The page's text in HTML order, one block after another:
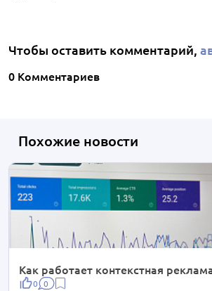
Чтобы оставить комментарий,
0 Комментариев
Похожие новости
Как работает контекстная
0 0